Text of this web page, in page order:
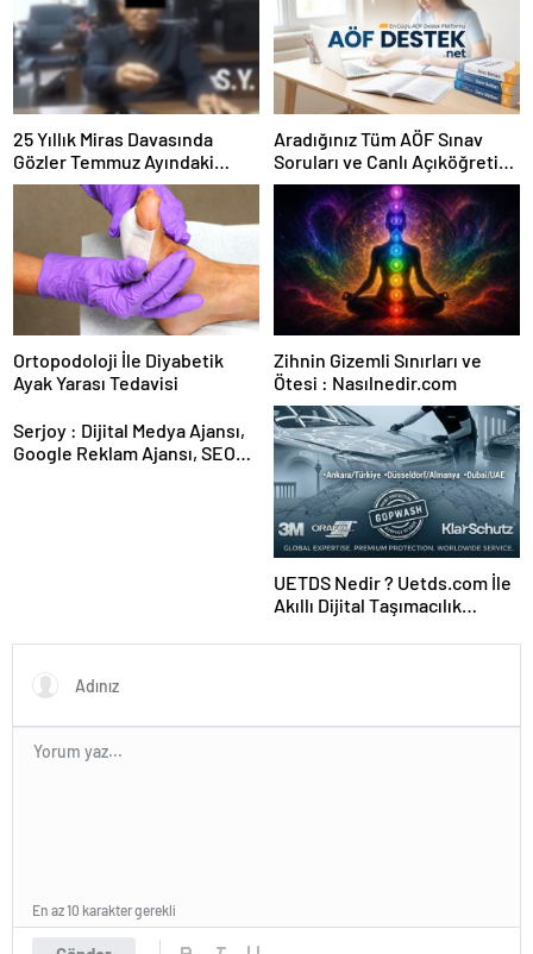
25 Yıllık Miras Davasında
Gözler Temmuz Ayındaki
Karar Duruşmasına Çevrildi
Aradığınız Tüm AÖF Sınav
Soruları ve Canlı Açıköğretim
Forumu Burada
Ortopodoloji İle Diyabetik
Ayak Yarası Tedavisi
Zihnin Gizemli Sınırları ve
Ötesi : Nasılnedir.com
Serjoy : Dijital Medya Ajansı,
Google Reklam Ajansı, SEO
UETDS Nedir ? Uetds.com İle
Akıllı Dijital Taşımacılık
En az 10 karakter gerekli